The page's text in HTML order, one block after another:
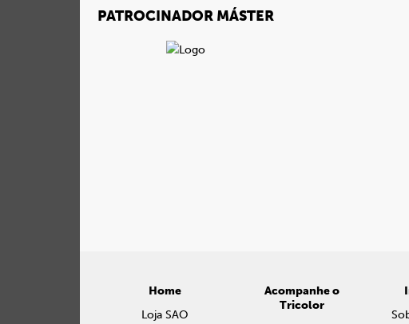
PATROCINADOR MÁSTER
Home
Loja SAO
Acompanhe o
Tricolor